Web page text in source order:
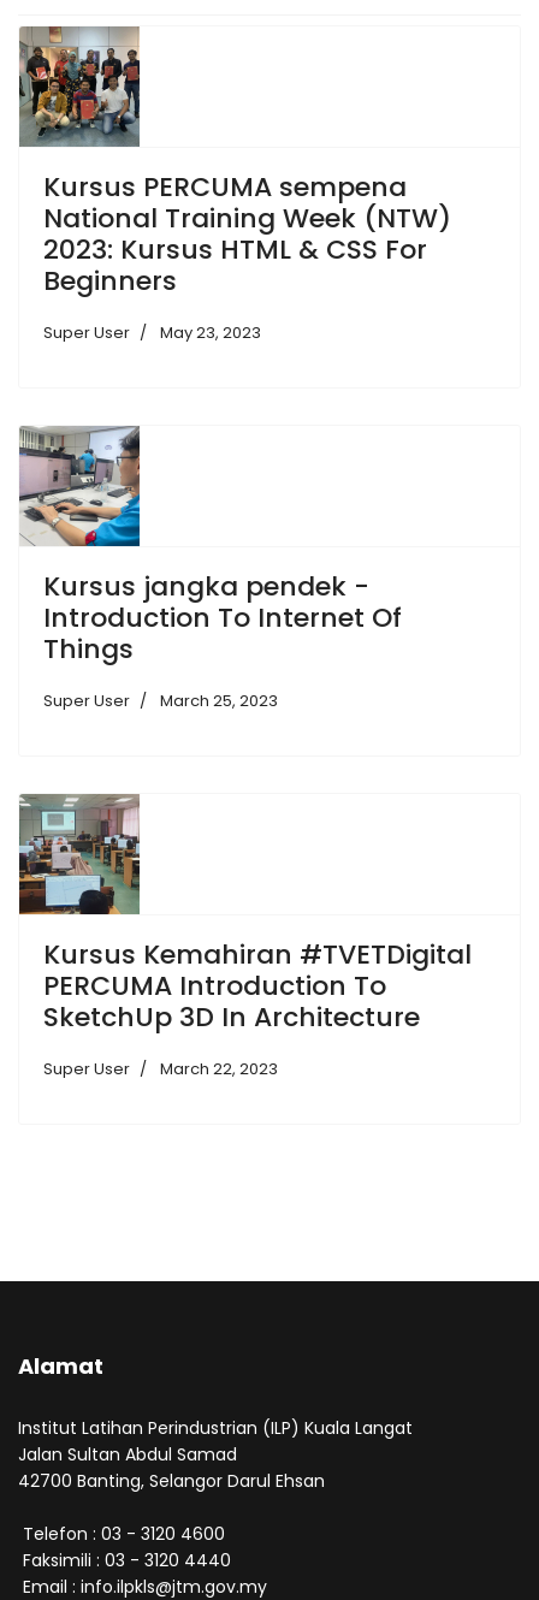
Kursus PERCUMA sempena
National Training Week (NTW)
2023: Kursus HTML & CSS For
Beginners
Super User May 23, 2023
Kursus jangka pendek -
Introduction To Internet Of
Things
Super User March 25, 2023
Kursus Kemahiran #TVETDigital
PERCUMA Introduction To
SketchUp 3D In Architecture
Super User March 22, 2023
Alamat
Institut Latihan Perindustrian (ILP) Kuala Langat
Jalan Sultan Abdul Samad
42700 Banting, Selangor Darul Ehsan
Telefon : 03 - 3120 4600
Faksimili : 03 - 3120 4440
Email : info.ilpkls@jtm.gov.my